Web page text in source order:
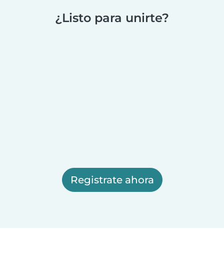
¿Listo para unirte?
Registrate ahora